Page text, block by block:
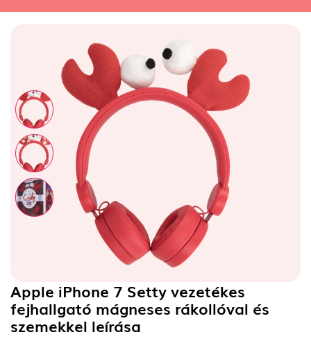
Apple iPhone 7 Setty vezetékes
fejhallgató mágneses rákollóval és
szemekkel leírása